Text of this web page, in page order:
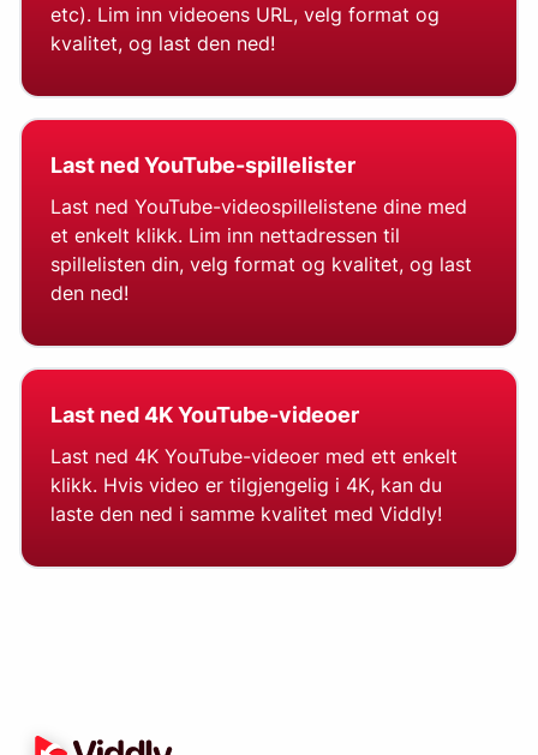
etc). Lim inn videoens URL, velg format og
kvalitet, og last den ned!
Last ned YouTube-spillelister
Last ned YouTube-videospillelistene dine med
et enkelt klikk. Lim inn nettadressen til
spillelisten din, velg format og kvalitet, og last
den ned!
Last ned 4K YouTube-videoer
Last ned 4K YouTube-videoer med ett enkelt
klikk. Hvis video er tilgjengelig i 4K, kan du
laste den ned i samme kvalitet med Viddly!